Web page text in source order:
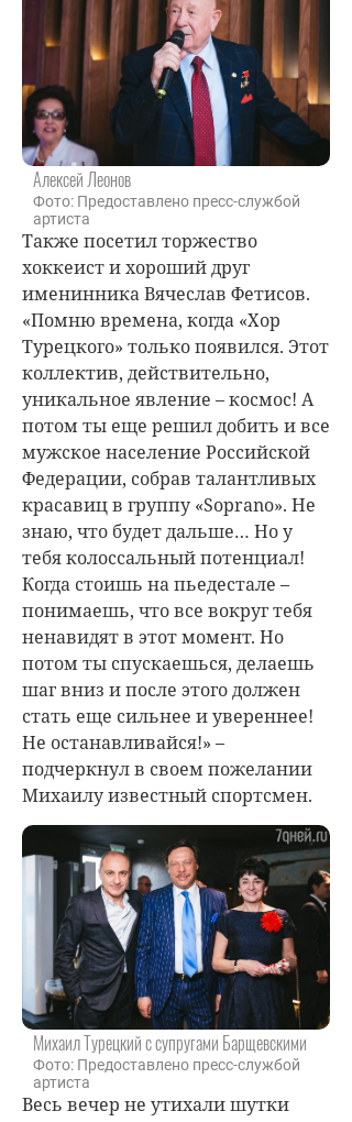
Алексей Леонов
Фото: Предоставлено пресс-службой
артиста
Также посетил торжество
хоккеист и хороший друг
именинника Вячеслав Фетисов.
«Помню времена, когда «Хор
Турецкого» только появился. Этот
коллектив, действительно,
уникальное явление – космос! А
потом ты еще решил добить и все
мужское население Российской
Федерации, собрав талантливых
красавиц в группу «Soprano». Не
знаю, что будет дальше… Но у
тебя колоссальный потенциал!
Когда стоишь на пьедестале –
понимаешь, что все вокруг тебя
ненавидят в этот момент. Но
потом ты спускаешься, делаешь
шаг вниз и после этого должен
стать еще сильнее и увереннее!
Не останавливайся!» –
подчеркнул в своем пожелании
Михаилу известный спортсмен.
Михаил Турецкий с супругами Барщевскими
Фото: Предоставлено пресс-службой
артиста
Весь вечер не утихали шутки